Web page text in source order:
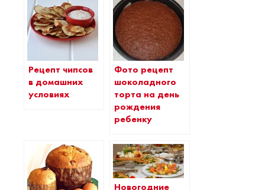
Рецепт чипсов
в домашних
условиях
Фото рецепт
шоколадного
торта на день
рождения
ребенку
Новогодние